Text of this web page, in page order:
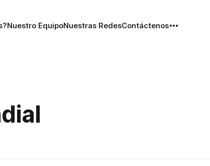
Nuestro EquipoNuestras RedesContáctenos